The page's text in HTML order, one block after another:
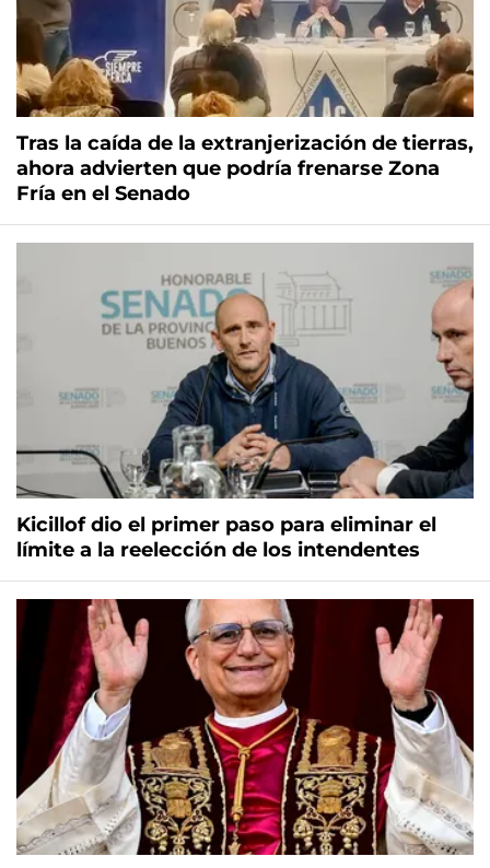
Tras la caída de la extranjerización de tierras,
ahora advierten que podría frenarse Zona
Fría en el Senado
Kicillof dio el primer paso para eliminar el
límite a la reelección de los intendentes